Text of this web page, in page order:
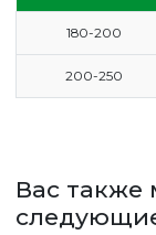
ПРАЙС
180-200
200-250
Вас также